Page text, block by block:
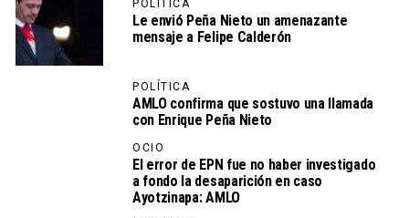
POLÍTICA
Le envió Peña Nieto un amenazante
mensaje a Felipe Calderón
POLÍTICA
AMLO confirma que sostuvo una llamada
con Enrique Peña Nieto
OCIO
El error de EPN fue no haber investigado
a fondo la desaparición en caso
Ayotzinapa: AMLO